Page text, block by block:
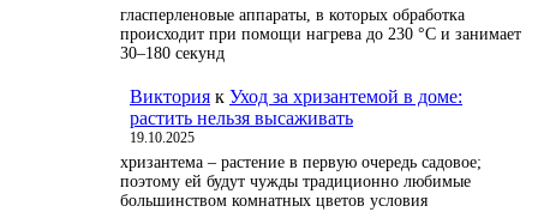
гласперленовые аппараты, в которых обработка
происходит при помощи нагрева до 230 °С и занимает
30–180 секунд
Виктория к Уход за хризантемой в доме:
растить нельзя высаживать
19.10.2025
хризантема – растение в первую очередь садовое;
поэтому ей будут чужды традиционно любимые
большинством комнатных цветов условия